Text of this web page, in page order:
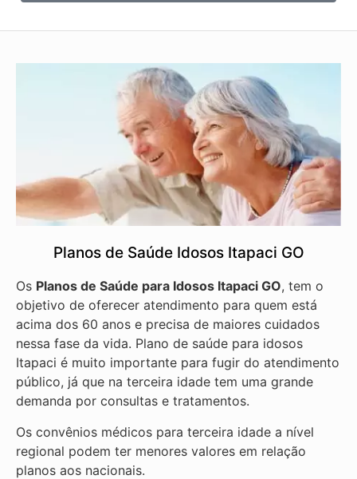
Planos de Saúde Idosos Itapaci GO
Os Planos de Saúde para Idosos Itapaci GO, tem o
objetivo de oferecer atendimento para quem está
acima dos 60 anos e precisa de maiores cuidados
nessa fase da vida. Plano de saúde para idosos
Itapaci é muito importante para fugir do atendimento
público, já que na terceira idade tem uma grande
demanda por consultas e tratamentos.
Os convênios médicos para terceira idade a nível
regional podem ter menores valores em relação
planos aos nacionais.